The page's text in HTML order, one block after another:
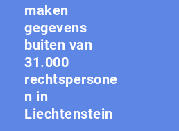
maken
gegevens
buiten van
31.000
rechtspersone
n in
Liechtenstein